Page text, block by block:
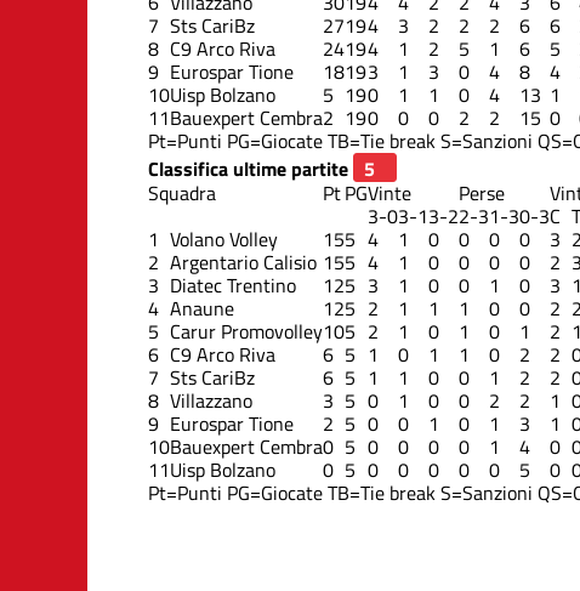
7 Sts CariBz 27194 3 2 2 2 6 6
8 C9 Arco Riva 24194 1 2 5 1 6 5
9 Eurospar Tione 18193 1 3 0 4 8 4
10Uisp Bolzano 5 190 1 1 0 4 13 1
11Bauexpert Cembra2 190 0 0 2 2 15 0
Pt=Punti PG=GiocateTB=Tie breakS=Sanzioni
Classifica ultime partite
Squadra
PtPGVinte Perse
3-03-13-22-31-30-3C T
1 Volano Volley 155 4 1 0 0 0 0 3 2
2 Argentario Calisio 155 4 1 0 0 0 0 2 3
3 Diatec Trentino 125 3 1 0 0 1 0 3 1
4 Anaune 125 2 1 1 1 0 0 2 2
5 Carur Promovolley105 2 1 0 1 0 1 2 1
6 C9 Arco Riva 6 5 1 0 1 1 0 2 2
7 Sts CariBz 6 5 1 1 0 0 1 2 2
8 Villazzano 3 5 0 1 0 0 2 2 1
9 Eurospar Tione 2 5 0 0 1 0 1 3 1
10Bauexpert Cembra0 5 0 0 0 0 1 4 0
11Uisp Bolzano 0 5 0 0 0 0 0 5 0
Pt=Punti PG=GiocateTB=Tie breakS=Sanzioni